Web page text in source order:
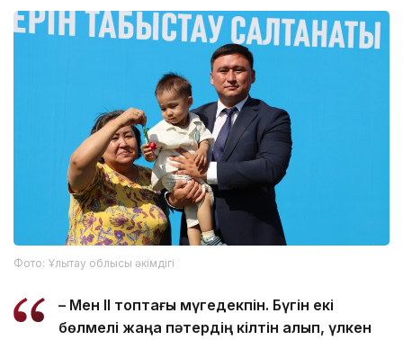
Фото: Ұлытау облысы әкімдігі
– Мен ІІ топтағы мүгедекпін. Бүгін екі
бөлмелі жаңа пәтердің кілтін алып, үлкен